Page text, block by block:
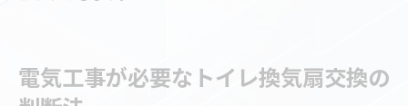
電気工事が必要なトイレ換気扇交換の